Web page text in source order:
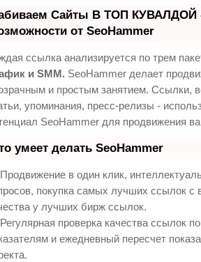
Сайты В ТОП КУВАЛДОЙ
от SeoHammer
ссылка анализируется по трем
и SMM. SeoHammer делает
и простым занятием. Ссылки,
упоминания, пресс-релизы -
SeoHammer для продвижения
умеет делать SeoHammer
в один клик,
покупка самых лучших ссылок с
у лучших бирж ссылок.
проверка качества ссылок
и ежедневный пересчет